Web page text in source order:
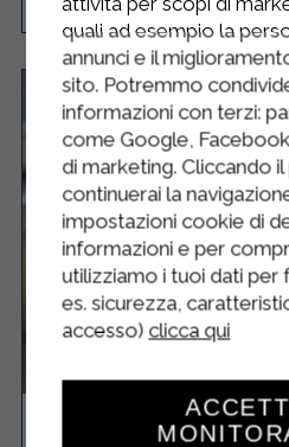
TORTA BANANE
quali ad esempio la
annunci e il
sito. Potremmo
informazioni con terzi:
come Google,
di marketing. Cliccando il
continuerai la
impostazioni cookie di
informazioni e per
utilizziamo i tuoi dati per
es. sicurezza,
accesso) clicca qui